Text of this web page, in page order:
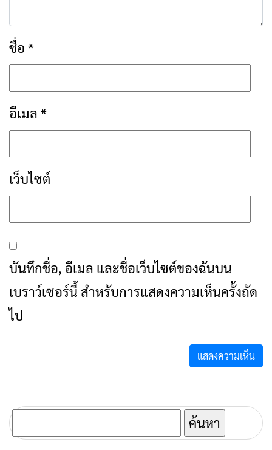
ชื่อ *
อีเมล *
เว็บไซต์
บันทึกชื่อ, อีเมล และชื่อเว็บไซต์ของฉันบน
เบราว์เซอร์นี้ สำหรับการแสดงความเห็นครั้งถัด
ไป
ค้นหา
สำหรับ: